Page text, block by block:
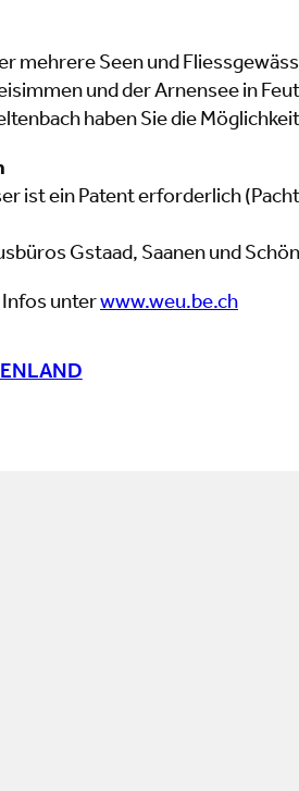
mehrere Seen und
und der Arnensee in
haben Sie die
ist ein Patent erforderlich
Gstaad, Saanen und
unterwww.weu.be.ch